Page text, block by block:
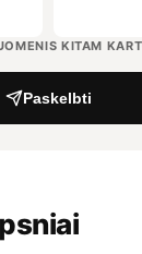
KITAM
Paskelbti